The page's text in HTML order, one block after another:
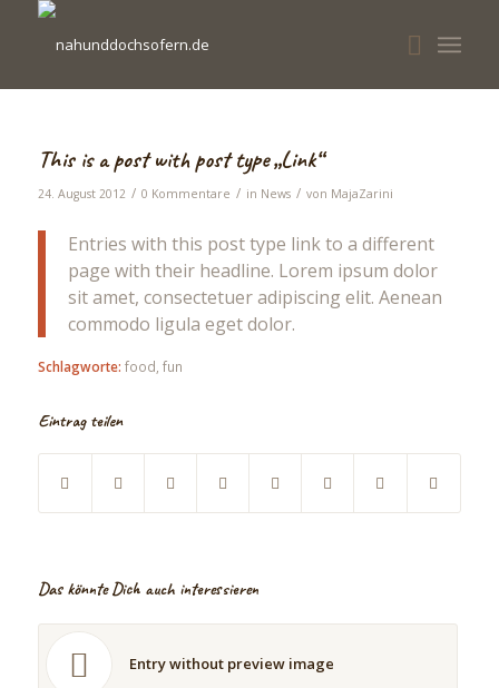
This is a post with post type „Link“
24. August 2012 / 0 Kommentare / in News / von MajaZarini
Entries with this post type link to a different
page with their headline. Lorem ipsum dolor
sit amet, consectetuer adipiscing elit. Aenean
commodo ligula eget dolor.
Schlagworte: food fun
Eintrag teilen
Das könnte Dich auch interessieren
Entry without preview image